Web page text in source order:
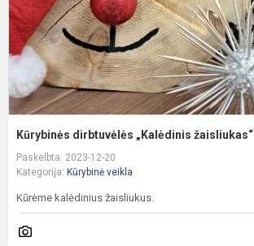
Kūrybinės dirbtuvėlės „Kalėdinis žaisliukas“
Paskelbta: 2023-12-20
Kategorija: Kūrybinė veikla
Kūrėme kalėdinius žaisliukus.